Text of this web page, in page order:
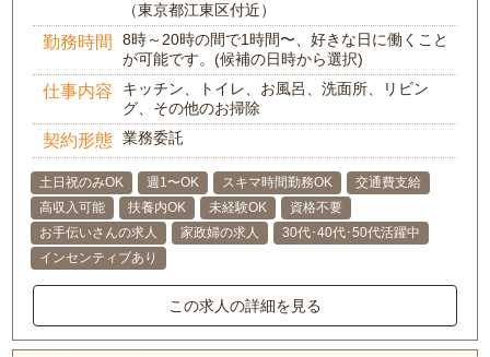
（東京都江東区付近）
勤務時間
8時～20時の間で1時間〜、好きな日に働くこと
が可能です。(候補の日時から選択)
仕事内容
キッチン、トイレ、お風呂、洗面所、リビン
グ、その他のお掃除
契約形態 業務委託
土日祝のみOK 週1〜OK スキマ時間勤務OK
交通費支給
高収入可能
扶養内OK 未経験OK
資格不要
お手伝いさんの求人
家政婦の求人
30代･40代･50代活躍中
インセンティブあり
この求人の詳細を見る